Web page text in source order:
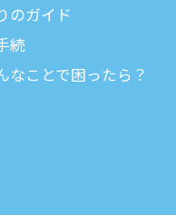
のガイド
続
なことで困ったら？